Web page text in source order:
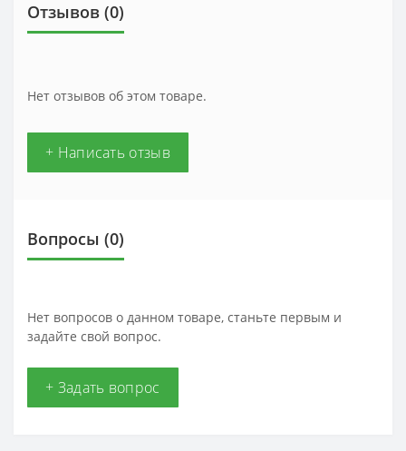
Отзывов (0)
Нет отзывов об этом товаре.
+ Написать отзыв
Вопросы (0)
Нет вопросов о данном товаре, станьте первым и
задайте свой вопрос.
+ Задать вопрос